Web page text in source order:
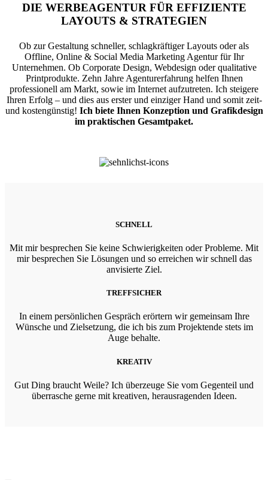
DIE WERBEAGENTUR FÜR EFFIZIENTE
LAYOUTS & STRATEGIEN
Ob zur Gestaltung schneller, schlagkräftiger Layouts oder als
Offline, Online & Social Media Marketing Agentur für Ihr
Unternehmen. Ob Corporate Design, Webdesign oder qualitative
Printprodukte. Zehn Jahre Agenturerfahrung helfen Ihnen
professionell am Markt, sowie im Internet aufzutreten. Ich steigere
Ihren Erfolg – und dies aus erster und einziger Hand und somit zeit-
und kostengünstig! Ich biete Ihnen Konzeption und Grafikdesign
im praktischen Gesamtpaket.
SCHNELL
Mit mir besprechen Sie keine Schwierigkeiten oder Probleme. Mit
mir besprechen Sie Lösungen und so erreichen wir schnell das
anvisierte Ziel.
TREFFSICHER
In einem persönlichen Gespräch erörtern wir gemeinsam Ihre
Wünsche und Zielsetzung, die ich bis zum Projektende stets im
Auge behalte.
KREATIV
Gut Ding braucht Weile? Ich überzeuge Sie vom Gegenteil und
überrasche gerne mit kreativen, herausragenden Ideen.